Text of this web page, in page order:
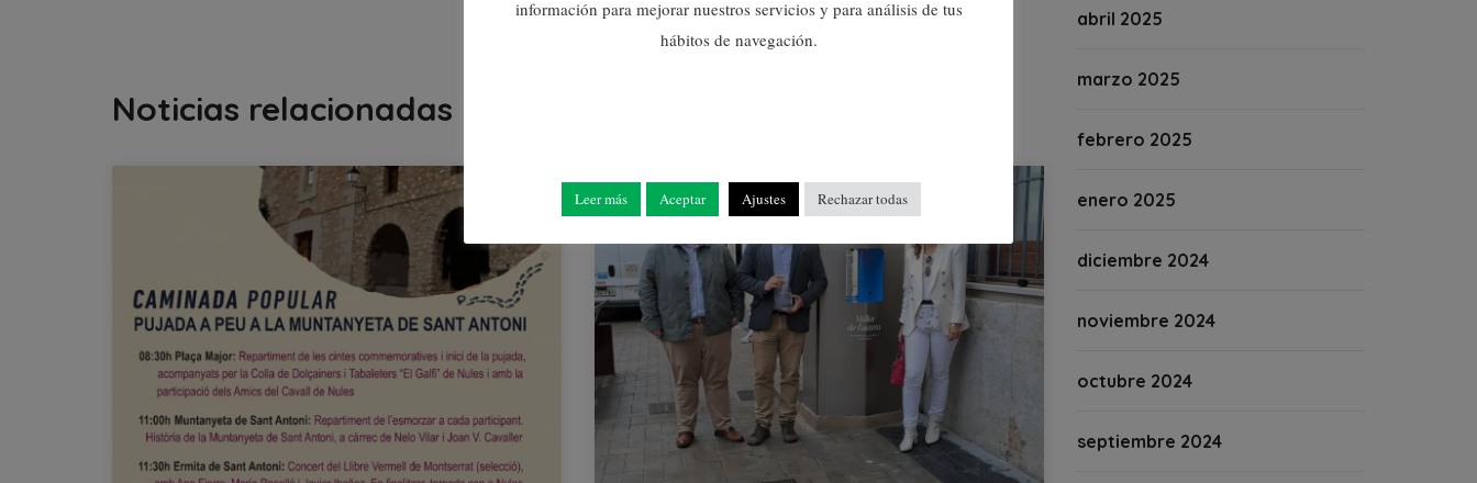
Noticias relacionadas
abril 2025
marzo 2025
febrero 2025
enero 2025
diciembre 2024
noviembre 2024
octubre 2024
septiembre 2024
información para mejorar nuestros servicios y para análisis de tus
hábitos de navegación.
Leer más Aceptar Ajustes Rechazar todas